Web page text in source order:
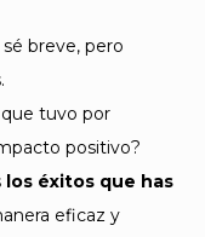
sé breve, pero
tuvo por
positivo?
los éxitos que has
eficaz y